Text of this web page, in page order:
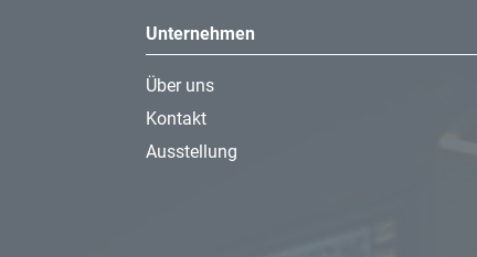
Unternehmen
Über uns
Kontakt
Ausstellung